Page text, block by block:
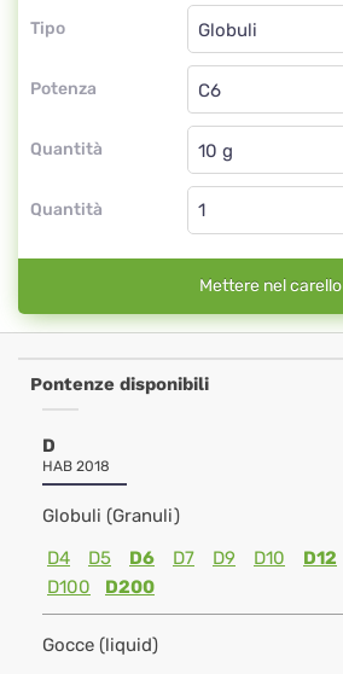
Tipo
Tipo
Potenza
Globuli
C6
Quantità
Globuli
Quantità
Mettere nel carello
Pontenze disponibili
D
HAB 2018
Globuli (Granuli)
D4
D5 D6 D7 D9 D10 D12
D100
D200
Gocce (liquid)